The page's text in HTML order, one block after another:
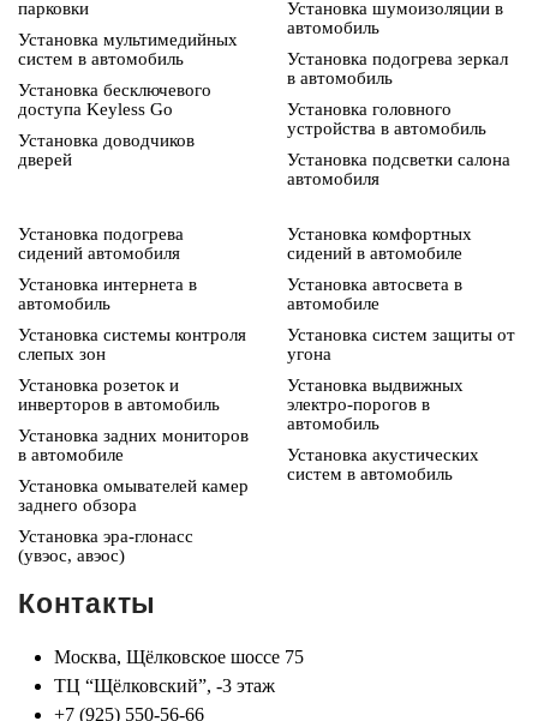
парковки
Установка мультимедийных
систем в автомобиль
Установка бесключевого
доступа Keyless Go
Установка доводчиков
дверей
Установка шумоизоляции в
автомобиль
Установка подогрева зеркал
в автомобиль
Установка головного
устройства в автомобиль
Установка подсветки салона
автомобиля
Установка подогрева
сидений автомобиля
Установка интернета в
автомобиль
Установка системы контроля
слепых зон
Установка розеток и
инверторов в автомобиль
Установка задних мониторов
в автомобиле
Установка омывателей камер
заднего обзора
Установка эра-глонасс
(увэос, авэос)
Установка комфортных
сидений в автомобиле
Установка автосвета в
автомобиле
Установка систем защиты от
угона
Установка выдвижных
электро-порогов в
автомобиль
Установка акустических
систем в автомобиль
Контакты
Москва, Щёлковское шоссе 75
ТЦ “Щёлковский”, -3 этаж
+7 (925) 550-56-66